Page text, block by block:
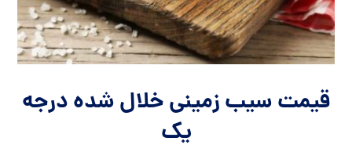
قیمت سیب زمینی خلال شده درجه
یک